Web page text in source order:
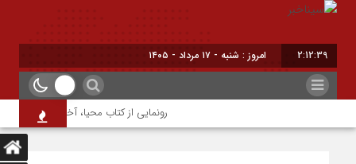
2:12:40 امروز : شنبه - ۱۷ مرداد - ۱۴۰۵
رونمایی از کتاب محیا، آخرین اثر